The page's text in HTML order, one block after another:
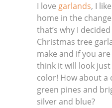
I love garlands, I
home in the
that’s why I
Christmas tree
make and if you
think it will look
color! How about
green pines and
silver and blue?